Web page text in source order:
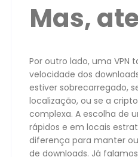
Mas,
Por outro lado, uma VPN
velocidade dos
estiver sobrecarregado,
localização, ou se a
complexa. A escolha de
rápidos e em locais
diferença para manter
de downloads. Já